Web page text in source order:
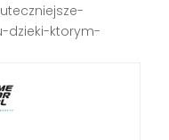
dzieki-ktorym-